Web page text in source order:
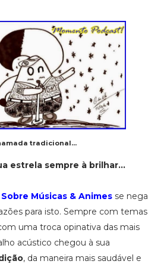
tradicional...
estrela sempre à brilhar...
Sobre Músicas & Animesse nega
para isto. Sempre com temas
uma troca opinativa das mais
acústico chegou à sua
, da maneira mais saudável e